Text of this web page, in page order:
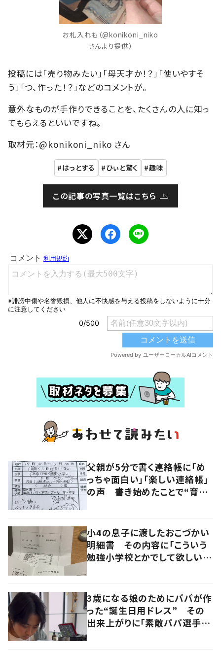
お札入れも（@konikoni_niko
さんより提供）
投稿には「売り物みたい」「母天才か！？」「使いやすそ
う」「つ、作った！？」などのコメントが。
意外なものが手作りできることを、たくさんの人に知っ
てもらえるといいですね。
取材元：@konikoni_niko さん
はっとする ひぃと驚く 趣味
この記事の写真一覧はこちら
父親が5分で書く連絡帳に「め
っちゃ面白い」「楽しい連絡帳」
の声 書き始めたことで“育児
小4の息子に渡したおこづかい
明細書 その内容に「こういう
勉強小学校とかでして欲しい」
3歳になる娘のためにパパが作
った“誕生日用ドレス” その
出来上がりに「素敵パパ選手権